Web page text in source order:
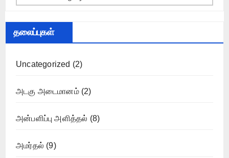
தலைப்புகள்
Uncategorized (2)
அடகு அடைமானம்(2)
அன்பளிப்பு அளித்தல் (8)
அமர்தல் (9)